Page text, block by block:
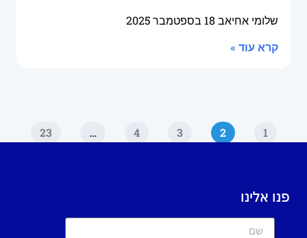
שלומי אחיאב 18 בספטמבר 2025
קרא עוד »
1
2
3
4
…
23
פנו אלינו